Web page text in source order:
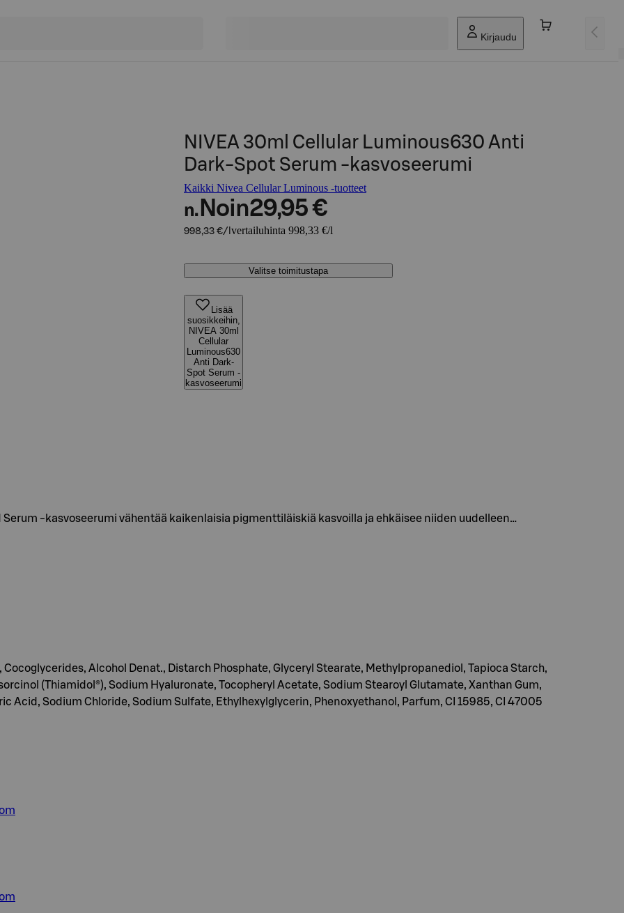
Kirjaudu
NIVEA 30ml Cellular Luminous630 Anti
Dark-Spot Serum -kasvoseerumi
Kaikki Nivea Cellular Luminous -tuotteet
n. Noin29,95 €
998,33 €/l vertailuhinta 998,33 €/l
Valitse toimitustapa
Lisää
suosikkeihin,
NIVEA 30ml
Cellular
Luminous630
Anti Dark-
Spot Serum -
kasvoseerumi
-kasvoseerumi vähentää kaikenlaisia pigmenttiläiskiä kasvoilla ja ehkäisee niiden uudelleen…
Alcohol Denat., Distarch Phosphate, Glyceryl Stearate, Methylpropanediol, Tapioca Starch,
(Thiamidol®), Sodium Hyaluronate, Tocopheryl Acetate, Sodium Stearoyl Glutamate, Xanthan Gum,
Acid, Sodium Chloride, Sodium Sulfate, Ethylhexylglycerin, Phenoxyethanol, Parfum, CI 15985, CI 47005